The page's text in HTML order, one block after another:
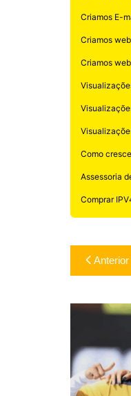
Criamos E-
Criamos
Criamos
Como
Assessoria
Comprar
de
Post
Anterior